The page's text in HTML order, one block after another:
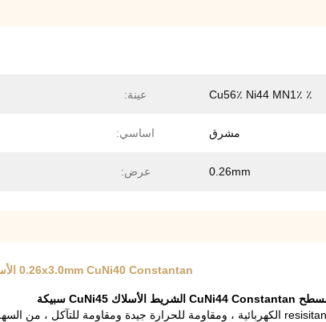
٪ Cu56٪ Ni44 MN1٪ عينة:
مشرق اساسي:
0.26mm عرض:
0.26x3.0mm CuNi40 Constantan الأسلاك المسطحة CuNi44 Constantan Ribbon CuNi45Konstantan ribbon Wire